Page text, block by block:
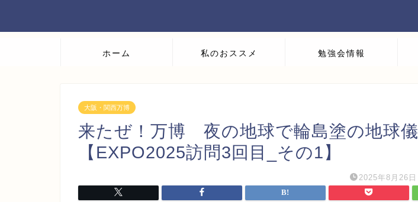
ホーム 私のおススメ 勉強会情報
大阪・関西万博
来たぜ！万博 夜の地球で輪島塗の地球儀
【EXPO2025訪問3回目_その1】
2025年8月26日